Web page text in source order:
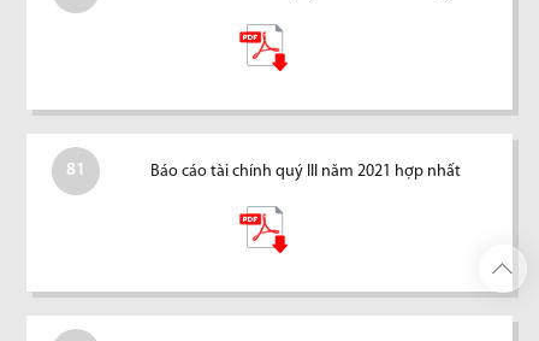
81 Báo cáo tài chính quý III năm 2021 hợp nhất